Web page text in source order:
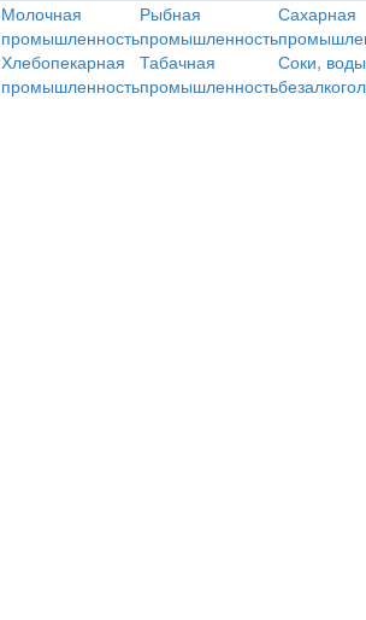
Молочная
промышленность
Рыбная
промышленность
Сахарная
Хлебопекарная
промышленность
Табачная
промышленность
Соки,